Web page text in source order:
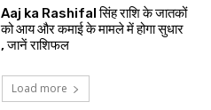
Aaj ka Rashifal सिंह राशि के जातकों
को आय और कमाई के मामले में होगा सुधार
, जानें राशिफल
Load more